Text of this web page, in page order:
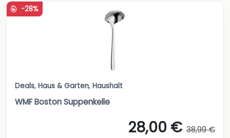
-28%
Deals, Haus & Garten, Haushalt
WMF Boston Suppenkelle
28,00 € 38,99 €